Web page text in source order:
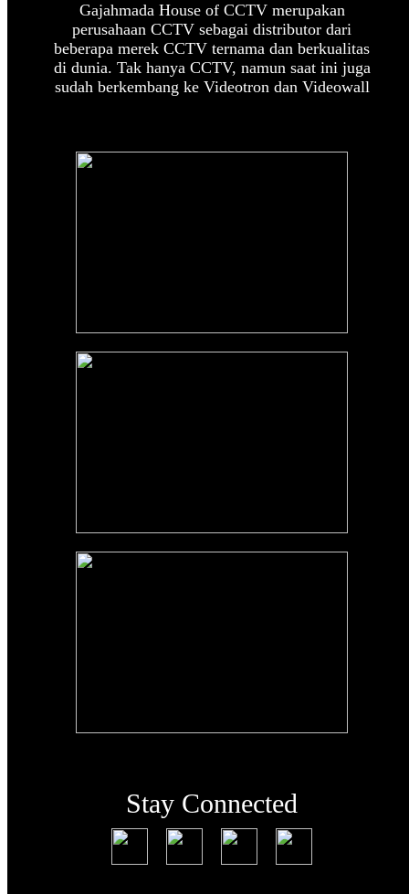
Gajahmada House of CCTV merupakan
perusahaan CCTV sebagai distributor dari
beberapa merek CCTV ternama dan berkualitas
di dunia. Tak hanya CCTV, namun saat ini juga
sudah berkembang ke Videotron dan Videowall
Stay Connected